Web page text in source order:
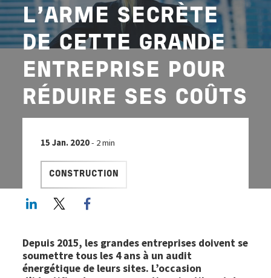
L’ARME SECRÈTE
DE CETTE GRANDE
ENTREPRISE POUR
RÉDUIRE SES COÛTS
15 Jan. 2020- 2 min
CONSTRUCTION
LinkedInTwitter
Depuis 2015, les grandes entreprises doivent se
soumettre tous les 4 ans à un audit
énergétique de leurs sites. L’occasion